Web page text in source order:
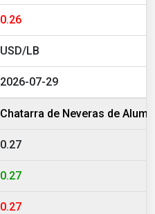
0.26
USD/LB
2026-07-29
Chatarra de Neveras de
0.27
0.27
0.27